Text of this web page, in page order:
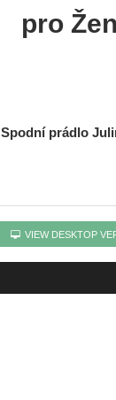
pro
Spodní prádlo
VIEW DESKTOP